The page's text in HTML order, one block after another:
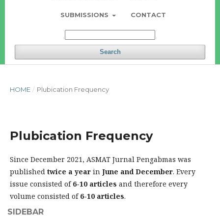
SUBMISSIONS CONTACT
Search
HOME / Plubication Frequency
Plubication Frequency
Since December 2021, ASMAT Jurnal Pengabmas was
published twice a year in June and December. Every
issue consisted of 6-10 articles and therefore every
volume consisted of 6-10 articles.
SIDEBAR